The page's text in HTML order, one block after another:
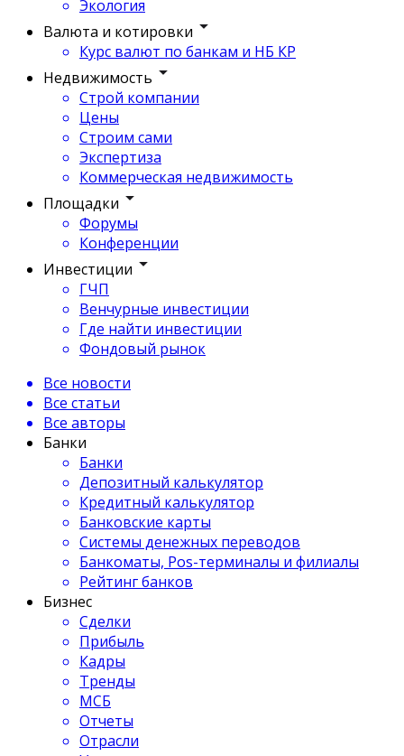
Экология
Валюта и котировки
Курс валют по банкам и НБ КР
Недвижимость
Строй компании
Цены
Строим сами
Экспертиза
Коммерческая недвижимость
Площадки
Форумы
Конференции
Инвестиции
ГЧП
Венчурные инвестиции
Где найти инвестиции
Фондовый рынок
Все новости
Все статьи
Все авторы
Банки
Банки
Депозитный калькулятор
Кредитный калькулятор
Банковские карты
Системы денежных переводов
Банкоматы, Pos-терминалы и филиалы
Рейтинг банков
Бизнес
Сделки
Прибыль
Кадры
Тренды
МСБ
Отчеты
Отрасли